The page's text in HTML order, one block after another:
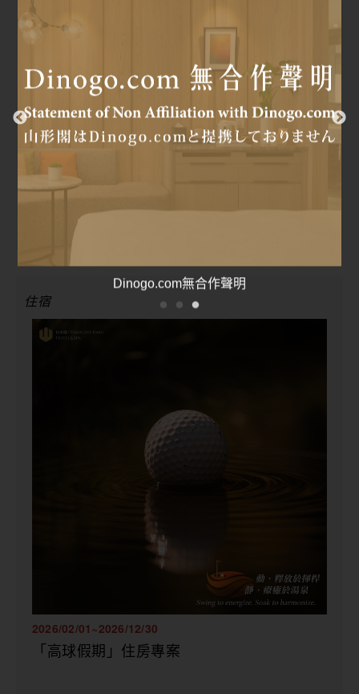
2026/03/01~2026/10/31
住宿
2026/02/01~2026/12/30
「高球假期」住房專案
山形閣外牆清洗工程公告